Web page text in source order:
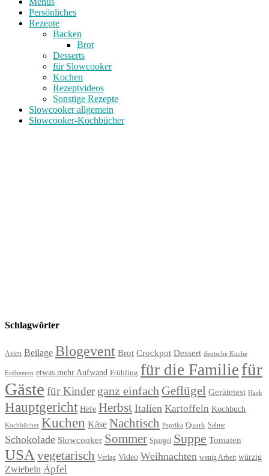
Persönliches
Rezepte
Backen
Brot
Desserts
für Slowcooker
Kochen
Rezeptvideos
Sonstige Rezepte
Slowcooker allgemein
Slowcooker-Kochbücher
Schlagwörter
Asien Beilage Blogevent Brot Crockpot Dessert deutsche Küche
Erdbeeren etwas mehr Aufwand Frühling für die Familie für
Gäste für Kinder ganz einfach Geflügel Gerätetest Hack
Hauptgericht Hefe Herbst Italien Kartoffeln Kochbuch
Kochbücher Kuchen Käse Nachtisch Paprika Quark Sahne
Schokolade Slowcooker Sommer Spargel Suppe Tomaten
USA vegetarisch Verlag Video Weihnachten wenig Arbeit würzig
Zwiebeln Äpfel